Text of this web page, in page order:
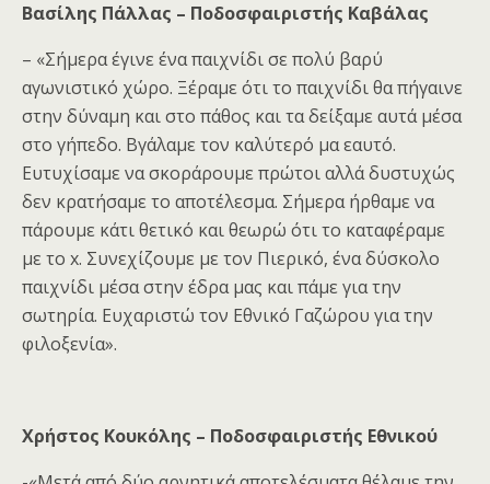
Βασίλης Πάλλας – Ποδοσφαιριστής Καβάλας
– «Σήμερα έγινε ένα παιχνίδι σε πολύ βαρύ
αγωνιστικό χώρο. Ξέραμε ότι το παιχνίδι θα πήγαινε
στην δύναμη και στο πάθος και τα δείξαμε αυτά μέσα
στο γήπεδο. Βγάλαμε τον καλύτερό μα εαυτό.
Ευτυχίσαμε να σκοράρουμε πρώτοι αλλά δυστυχώς
δεν κρατήσαμε το αποτέλεσμα. Σήμερα ήρθαμε να
πάρουμε κάτι θετικό και θεωρώ ότι το καταφέραμε
με το x. Συνεχίζουμε με τον Πιερικό, ένα δύσκολο
παιχνίδι μέσα στην έδρα μας και πάμε για την
σωτηρία. Ευχαριστώ τον Εθνικό Γαζώρου για την
φιλοξενία».
Χρήστος Κουκόλης – Ποδοσφαιριστής Εθνικού